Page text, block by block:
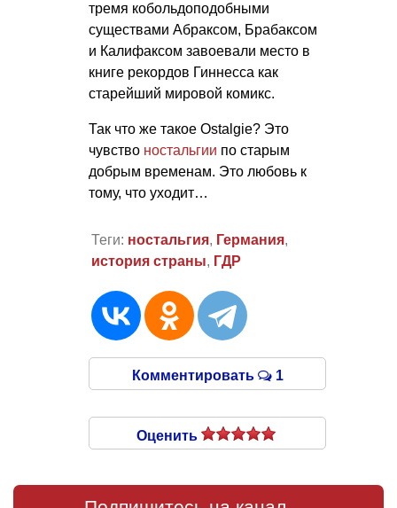
тремя кобольдоподобными
существами Абраксом, Брабаксом
и Калифаксом завоевали место в
книге рекордов Гиннесса как
старейший мировой комикс.
Так что же такое Ostalgie? Это
чувство ностальгии по старым
добрым временам. Это любовь к
тому, что уходит…
Теги: ностальгия, Германия,
история страны, ГДР
Комментировать 1
Оценить